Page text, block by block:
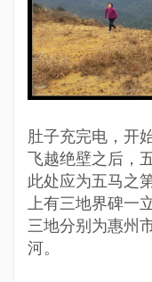
肚子充完电，开
飞越绝壁之后，
此处应为五马之
上有三地界碑一
三地分别为惠州
河。